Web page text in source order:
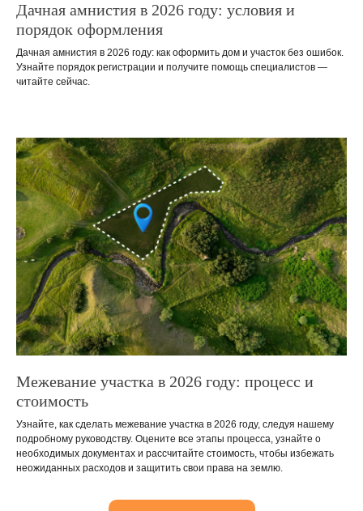
Дачная амнистия в 2026 году: условия и
порядок оформления
Дачная амнистия в 2026 году: как оформить дом и участок без ошибок.
Узнайте порядок регистрации и получите помощь специалистов —
читайте сейчас.
Межевание участка в 2026 году: процесс и
стоимость
Узнайте, как сделать межевание участка в 2026 году, следуя нашему
подробному руководству. Оцените все этапы процесса, узнайте о
необходимых документах и рассчитайте стоимость, чтобы избежать
неожиданных расходов и защитить свои права на землю.